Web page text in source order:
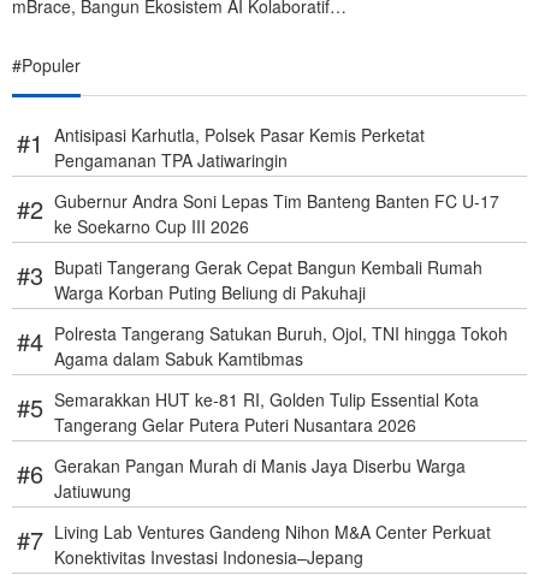
mBrace, Bangun Ekosistem AI Kolaboratif…
#Populer
Antisipasi Karhutla, Polsek Pasar Kemis Perketat
Pengamanan TPA Jatiwaringin
Gubernur Andra Soni Lepas Tim Banteng Banten FC U-17
ke Soekarno Cup III 2026
Bupati Tangerang Gerak Cepat Bangun Kembali Rumah
Warga Korban Puting Beliung di Pakuhaji
Polresta Tangerang Satukan Buruh, Ojol, TNI hingga Tokoh
Agama dalam Sabuk Kamtibmas
Semarakkan HUT ke-81 RI, Golden Tulip Essential Kota
Tangerang Gelar Putera Puteri Nusantara 2026
Gerakan Pangan Murah di Manis Jaya Diserbu Warga
Jatiuwung
Living Lab Ventures Gandeng Nihon M&A Center Perkuat
Konektivitas Investasi Indonesia–Jepang